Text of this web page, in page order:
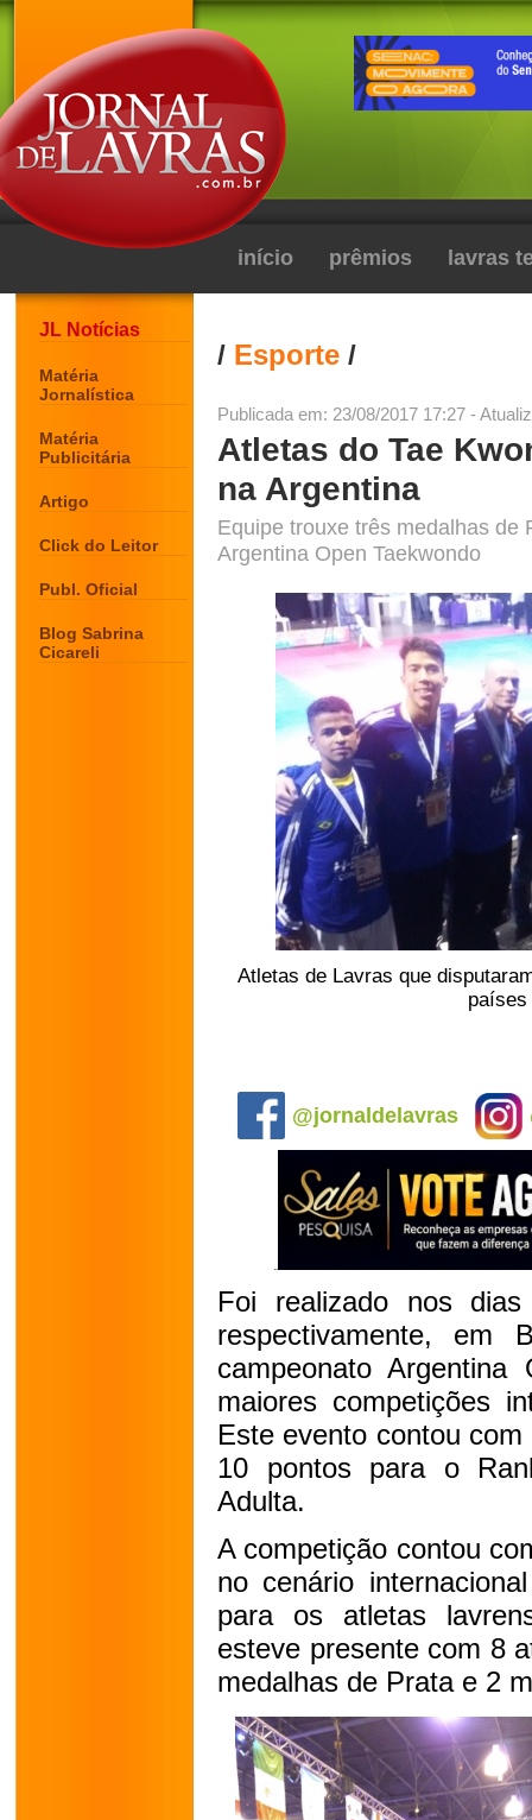
início prêmios lavras
JL Notícias
Matéria
Jornalística
Matéria
Publicitária
Artigo
Click do Leitor
Publ. Oficial
Blog Sabrina
Cicareli
/ Esporte /
Publicada em: 23/08/2017 17:27 -
Atletas do Tae
na Argentina
Equipe trouxe três medalhas de
Argentina Open Taekwondo
Atletas de Lavras que
países
@jornaldelavras
Foi realizado nos
respectivamente, em
campeonato
maiores competições
Este evento contou
10 pontos para o
Adulta.
A competição contou
no cenário
para os atletas
esteve presente com 8
medalhas de Prata e 2